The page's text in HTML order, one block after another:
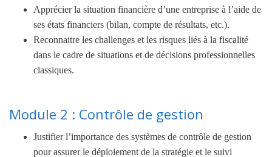
Apprécier la situation financière d’une entreprise à l’aide de
ses états financiers (bilan, compte de résultats, etc.).
Reconnaitre les challenges et les risques liés à la fiscalité
dans le cadre de situations et de décisions professionnelles
classiques.
Module 2 : Contrôle de gestion
Justifier l’importance des systèmes de contrôle de gestion
pour assurer le déploiement de la stratégie et le suivi